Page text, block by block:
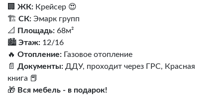
🏢 ЖК: Крейсер 😍
🏗 СК: Эмарк групп
📐
Площадь: 68м²
🏙 Этаж: 12/16
🔥 Отопление: Газовое отопление
📄 Документы: ДДУ, проходит через ГРС, Красная
книга 📕
🎁 Вся мебель - в подарок!